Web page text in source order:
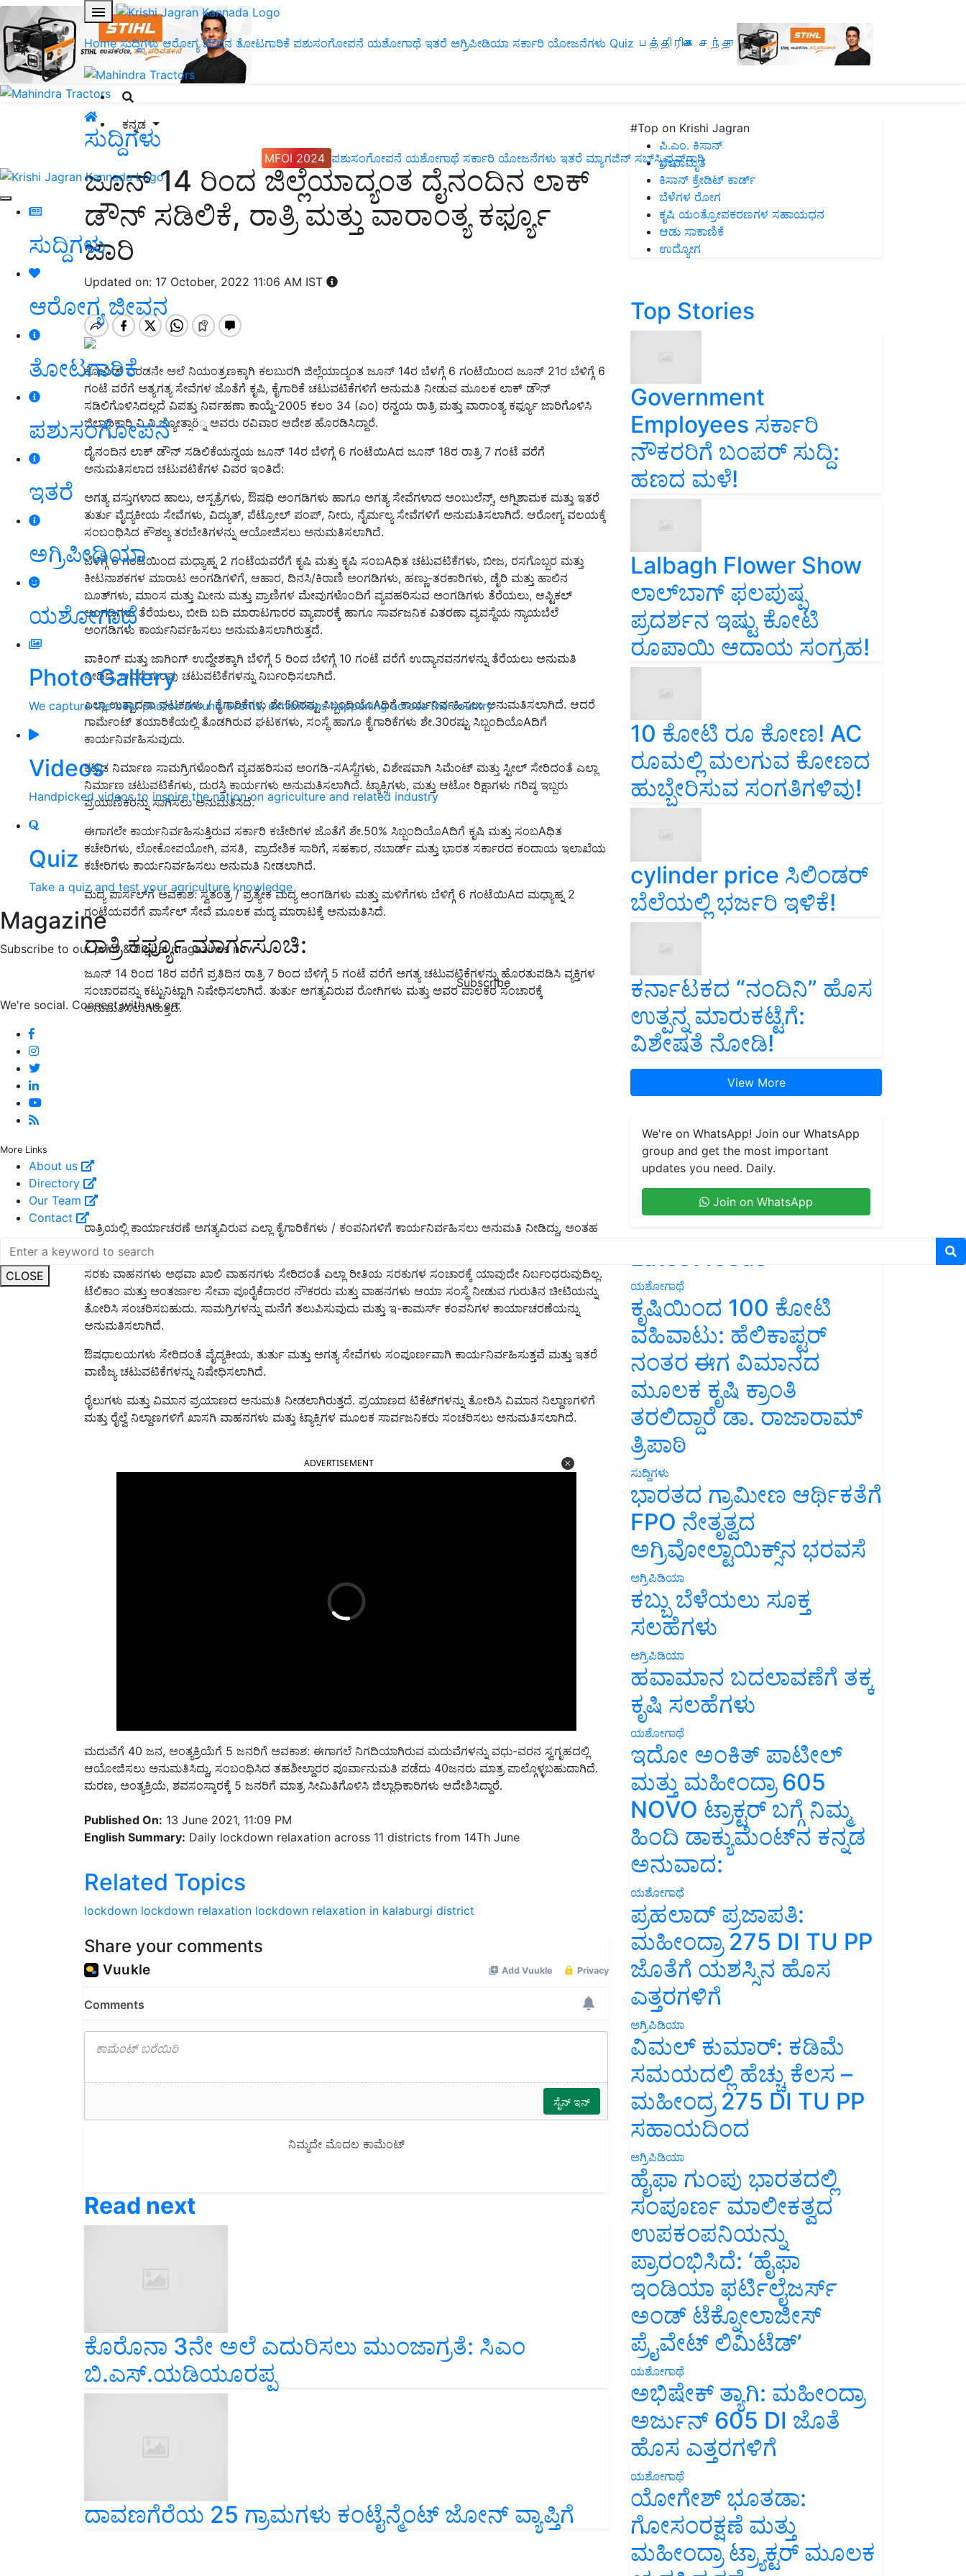
Home ಸುದ್ದಿಗಳು ಆರೋಗ್ಯ ಜೀವನ ತೋಟಗಾರಿಕೆ ಪಶುಸಂಗೋಪನೆ ಯಶೋಗಾಥೆ ಇತರೆ ಅಗ್ರಿಪೀಡಿಯಾ ಸರ್ಕಾರಿ ಯೋಜನೆಗಳು Quiz பத்திரிகை சந்தா
ಕನ್ನಡ
MFOI 2024 ಪಶುಸಂಗೋಪನೆ ಯಶೋಗಾಥೆ ಸರ್ಕಾರಿ ಯೋಜನೆಗಳು ಇತರೆ ಮ್ಯಾಗಜಿನ್‌ ಸಬ್‌ಸ್ಕ್ರಿಪ್ಷನ್‌ಗಾಗಿ
ಸುದ್ದಿಗಳು
ಆರೋಗ್ಯ ಜೀವನ
ತೋಟಗಾರಿಕೆ
ಪಶುಸಂಗೋಪನೆ
ಇತರೆ
ಅಗ್ರಿಪೀಡಿಯಾ
ಯಶೋಗಾಥೆ
Photo Gallery
We capture the best photos around events, exhibitions happening across the country
Videos
Handpicked videos to inspire the nation on agriculture and related industry
Quiz
Take a quiz and test your agriculture knowledge
Magazine
Subscribe to our print & digital magazines now
Subscribe
We're social. Connect with us on:
More Links
About us
Directory
Our Team
Contact
CLOSE
ಸುದ್ದಿಗಳು
ಜೂನ್ 14 ರಿಂದ ಜಿಲ್ಲೆಯಾದ್ಯಂತ ದೈನಂದಿನ ಲಾಕ್
ಡೌನ್ ಸಡಿಲಿಕೆ, ರಾತ್ರಿ ಮತ್ತು ವಾರಾಂತ್ಯ ಕರ್ಫ್ಯೂ
ಜಾರಿ
Updated on: 17 October, 2022 11:06 AM IST
ಕೋವಿಡ್ ಎರಡನೇ ಅಲೆ ನಿಯಂತ್ರಣಕ್ಕಾಗಿ ಕಲಬುರಗಿ ಜಿಲ್ಲೆಯಾದ್ಯಂತ ಜೂನ್ 14ರ ಬೆಳಗ್ಗೆ 6 ಗಂಟೆಯಿಂದ ಜೂನ್ 21ರ ಬೆಳಿಗ್ಗೆ 6
ಗಂಟೆ ವರೆಗೆ ಅತ್ಯಗತ್ಯ ಸೇವೆಗಳ ಜೊತೆಗೆ ಕೃಷಿ, ಕೈಗಾರಿಕೆ ಚಟುವಟಿಕೆಗಳಿಗೆ ಅನುಮತಿ ನೀಡುವ ಮೂಲಕ ಲಾಕ್ ಡೌನ್
ಸಡಿಲಿಗೊಳಿಸಿದಲ್ಲದೆ ವಿಪತ್ತು ನಿರ್ವಹಣಾ ಕಾಯ್ದೆ-2005 ಕಲಂ 34 (ಎಂ) ರನ್ವಯ ರಾತ್ರಿ ಮತ್ತು ವಾರಾಂತ್ಯ ಕರ್ಫ್ಯೂ ಜಾರಿಗೊಳಿಸಿ
ಜಿಲ್ಲಾಧಿಕಾರಿ ವಿ.ವಿ.ಜ್ಯೋತ್ಸಾö್ನ ಅವರು ರವಿವಾರ ಆದೇಶ ಹೊರಡಿಸಿದ್ದಾರೆ.
ದೈನಂದಿನ ಲಾಕ್ ಡೌನ್ ಸಡಿಲಿಕೆಯನ್ವಯ ಜೂನ್ 14ರ ಬೆಳಿಗ್ಗೆ 6 ಗಂಟೆಯಿAದ ಜೂನ್ 18ರ ರಾತ್ರಿ 7 ಗಂಟೆ ವರೆಗೆ
ಅನುಮತಿಸಲಾದ ಚಟುವಟಿಕೆಗಳ ವಿವರ ಇಂತಿದೆ:
ಅಗತ್ಯ ವಸ್ತುಗಳಾದ ಹಾಲು, ಆಸ್ಪತ್ರೆಗಳು, ಔಷಧಿ ಅಂಗಡಿಗಳು ಹಾಗೂ ಅಗತ್ಯ ಸೇವೆಗಳಾದ ಅಂಬುಲೆನ್ಸ್, ಅಗ್ನಿಶಾಮಕ ಮತ್ತು ಇತರೆ
ತುರ್ತು ವೈದ್ಯಕೀಯ ಸೇವೆಗಳು, ವಿದ್ಯುತ್, ಪೆಟ್ರೋಲ್ ಪಂಪ್, ನೀರು, ನೈರ್ಮಲ್ಯ ಸೇವೆಗಳಿಗೆ ಅನುಮತಿಸಲಾಗಿದೆ. ಆರೋಗ್ಯ ವಲಯಕ್ಕೆ
ಸಂಬಂಧಿಸಿದ ಕೌಶಲ್ಯ ತರಬೇತಿಗಳನ್ನು ಆಯೋಜಿಸಲು ಅನುಮತಿಸಲಾಗಿದೆ.
ಬೆಳಿಗ್ಗೆ 6 ಗಂಟೆಯಿಂದ ಮಧ್ಯಾಹ್ನ 2 ಗಂಟೆಯವರೆಗೆ ಕೃಷಿ ಮತ್ತು ಕೃಷಿ ಸಂಬAಧಿತ ಚಟುವಟಿಕೆಗಳು, ಬೀಜ, ರಸಗೊಬ್ಬರ ಮತ್ತು
ಕೀಟನಾಶಕಗಳ ಮಾರಾಟ ಅಂಗಡಿಗಳಿಗೆ, ಆಹಾರ, ದಿನಸಿ/ಕಿರಾಣಿ ಅಂಗಡಿಗಳು, ಹಣ್ಣು-ತರಕಾರಿಗಳು, ಡೈರಿ ಮತ್ತು ಹಾಲಿನ
ಬೂತ್‌ಗಳು, ಮಾಂಸ ಮತ್ತು ಮೀನು ಮತ್ತು ಪ್ರಾಣಿಗಳ ಮೇವುಗಳೊಂದಿಗೆ ವ್ಯವಹರಿಸುವ ಅಂಗಡಿಗಳು ತೆರೆಯಲು, ಆಪ್ಟಿಕಲ್
ಅಂಗಡಿಗಳು ತೆರೆಯಲು, ಬೀದಿ ಬದಿ ಮಾರಾಟಗಾರರ ವ್ಯಾಪಾರಕ್ಕೆ ಹಾಗೂ ಸಾರ್ವಜನಿಕ ವಿತರಣಾ ವ್ಯವಸ್ಥೆಯ ನ್ಯಾಯಬೆಲೆ
ಅಂಗಡಿಗಳು ಕಾರ್ಯನಿರ್ವಹಿಸಲು ಅನುಮತಿಸಲಾಗಿರುತ್ತದೆ.
ವಾಕಿಂಗ್ ಮತ್ತು ಜಾಗಿಂಗ್ ಉದ್ದೇಶಕ್ಕಾಗಿ ಬೆಳಿಗ್ಗೆ 5 ರಿಂದ ಬೆಳಿಗ್ಗೆ 10 ಗಂಟೆ ವರೆಗೆ ಉದ್ಯಾನವನಗಳನ್ನು ತೆರೆಯಲು ಅನುಮತಿ
ನೀಡಿದೆ, ಆದರೆ ಗುಂಪು ಚಟುವಟಿಕೆಗಳನ್ನು ನಿರ್ಬಂಧಿಸಲಾಗಿದೆ.
ಎಲ್ಲಾ ಉತ್ಪಾದನಾ ಘಟಕಗಳು / ಕೈಗಾರಿಕೆಗಳು ಶೇ.50ರಷ್ಟು ಸಿಬ್ಬಂದಿಯೊAದಿಗೆ ಕಾರ್ಯನಿರ್ವಹಿಸಲು ಅನುಮತಿಸಲಾಗಿದೆ. ಆದರೆ
ಗಾರ್ಮೆಂಟ್ ತಯಾರಿಕೆಯಲ್ಲಿ ತೊಡಗಿರುವ ಘಟಕಗಳು, ಸಂಸ್ಥೆ ಹಾಗೂ ಕೈಗಾರಿಕೆಗಳು ಶೇ.30ರಷ್ಟು ಸಿಬ್ಬಂದಿಯೊAದಿಗೆ
ಕಾರ್ಯನಿರ್ವಹಿಸುವುದು.
ಕಟ್ಟಡ ನಿರ್ಮಾಣ ಸಾಮಗ್ರಿಗಳೊಂದಿಗೆ ವ್ಯವಹರಿಸುವ ಅಂಗಡಿ-ಸAಸ್ಥೆಗಳು, ವಿಶೇಷವಾಗಿ ಸಿಮೆಂಟ್ ಮತ್ತು ಸ್ಟೀಲ್ ಸೇರಿದಂತೆ ಎಲ್ಲಾ
ನಿರ್ಮಾಣ ಚಟುವಟಿಕೆಗಳು, ದುರಸ್ತಿ ಕಾರ್ಯಗಳು ಅನುಮತಿಸಲಾಗಿದೆ. ಟ್ಯಾಕ್ಸಿಗಳು, ಮತ್ತು ಆಟೋ ರಿಕ್ಷಾಗಳು ಗರಿಷ್ಠ ಇಬ್ಬರು
ಪ್ರಯಾಣಿಕರನ್ನು ಸಾಗಿಸಲು ಅನುಮತಿಸಿದೆ.
ಈಗಾಗಲೇ ಕಾರ್ಯನಿರ್ವಹಿಸುತ್ತಿರುವ ಸರ್ಕಾರಿ ಕಚೇರಿಗಳ ಜೊತೆಗೆ ಶೇ.50% ಸಿಬ್ಬಂದಿಯೊAದಿಗೆ ಕೃಷಿ ಮತ್ತು ಸಂಬAಧಿತ
ಕಚೇರಿಗಳು, ಲೋಕೋಪಯೋಗಿ, ವಸತಿ, ಪ್ರಾದೇಶಿಕ ಸಾರಿಗೆ, ಸಹಕಾರ, ನಬಾರ್ಡ್ ಮತ್ತು ಭಾರತ ಸರ್ಕಾರದ ಕಂದಾಯ ಇಲಾಖೆಯ
ಕಚೇರಿಗಳು ಕಾರ್ಯನಿರ್ವಹಿಸಲು ಅನುಮತಿ ನೀಡಲಾಗಿದೆ.
ಮದ್ಯ ಪಾರ್ಸಲ್‌ಗೆ ಅವಕಾಶ: ಸ್ವತಂತ್ರ / ಪ್ರತ್ಯೇಕ ಮದ್ಯ ಅಂಗಡಿಗಳು ಮತ್ತು ಮಳಿಗೆಗಳು ಬೆಳಿಗ್ಗೆ 6 ಗಂಟೆಯಿAದ ಮಧ್ಯಾಹ್ನ 2
ಗಂಟೆಯವರೆಗೆ ಪಾರ್ಸೆಲ್ ಸೇವೆ ಮೂಲಕ ಮದ್ಯ ಮಾರಾಟಕ್ಕೆ ಅನುಮತಿಸಿದೆ.
ರಾತ್ರಿ ಕರ್ಫ್ಯೂ ಮಾರ್ಗಸೂಚಿ:
ಜೂನ್ 14 ರಿಂದ 18ರ ವರೆಗೆ ಪ್ರತಿದಿನ ರಾತ್ರಿ 7 ರಿಂದ ಬೆಳಿಗ್ಗೆ 5 ಗಂಟೆ ವರೆಗೆ ಅಗತ್ಯ ಚಟುವಟಿಕೆಗಳನ್ನು ಹೊರತುಪಡಿಸಿ ವ್ಯಕ್ತಿಗಳ
ಸಂಚಾರವನ್ನು ಕಟ್ಟುನಿಟ್ಟಾಗಿ ನಿಷೇಧಿಸಲಾಗಿದೆ. ತುರ್ತು ಅಗತ್ಯವಿರುವ ರೋಗಿಗಳು ಮತ್ತು ಅವರ ಪಾಲಕರ ಸಂಚಾರಕ್ಕೆ
ಅನುಮತಿಸಲಾಗಿರುತ್ತದೆ.
ರಾತ್ರಿಯಲ್ಲಿ ಕಾರ್ಯಾಚರಣೆ ಅಗತ್ಯವಿರುವ ಎಲ್ಲಾ ಕೈಗಾರಿಕೆಗಳು / ಕಂಪನಿಗಳಿಗೆ ಕಾರ್ಯನಿರ್ವಹಿಸಲು ಅನುಮತಿ ನೀಡಿದ್ದು, ಅಂತಹ
ಸಂಸ್ಥೆಗಳ ನೌಕರರ ಚಲನೆಯನ್ನು ಆಯಾ ಸಂಸ್ಥೆ ನೀಡುವ ಗುರುತಿನ ಚೀಟಿ ಪ್ರದರ್ಶನದೊಂದಿಗೆ ಅನುಮತಿಸಿದೆ.
ಸರಕು ವಾಹನಗಳು ಅಥವಾ ಖಾಲಿ ವಾಹನಗಳು ಸೇರಿದಂತೆ ಎಲ್ಲಾ ರೀತಿಯ ಸರಕುಗಳ ಸಂಚಾರಕ್ಕೆ ಯಾವುದೇ ನಿರ್ಬಂಧರುವುದಿಲ್ಲ.
ಟೆಲಿಕಾಂ ಮತ್ತು ಅಂತರ್ಜಾಲ ಸೇವಾ ಪೂರೈಕೆದಾರರ ನೌಕರರು ಮತ್ತು ವಾಹನಗಳು ಆಯಾ ಸಂಸ್ಥೆ ನೀಡುವ ಗುರುತಿನ ಚೀಟಿಯನ್ನು
ತೋರಿಸಿ ಸಂಚರಿಸಬಹುದು. ಸಾಮಗ್ರಿಗಳನ್ನು ಮನೆಗೆ ತಲುಪಿಸುವುದು ಮತ್ತು ಇ-ಕಾಮರ್ಸ್ ಕಂಪನಿಗಳ ಕಾರ್ಯಾಚರಣೆಯನ್ನು
ಅನುಮತಿಸಲಾಗಿದೆ.
ಔಷಧಾಲಯಗಳು ಸೇರಿದಂತೆ ವೈದ್ಯಕೀಯ, ತುರ್ತು ಮತ್ತು ಅಗತ್ಯ ಸೇವೆಗಳು ಸಂಪೂರ್ಣವಾಗಿ ಕಾರ್ಯನಿರ್ವಹಿಸುತ್ತವೆ ಮತ್ತು ಇತರೆ
ವಾಣಿಜ್ಯ ಚಟುವಟಿಕೆಗಳನ್ನು ನಿಷೇಧಿಸಲಾಗಿದೆ.
ರೈಲುಗಳು ಮತ್ತು ವಿಮಾನ ಪ್ರಯಾಣದ ಅನುಮತಿ ನೀಡಲಾಗಿರುತ್ತದೆ. ಪ್ರಯಾಣದ ಟಿಕೆಟ್‌ಗಳನ್ನು ತೋರಿಸಿ ವಿಮಾನ ನಿಲ್ದಾಣಗಳಿಗೆ
ಮತ್ತು ರೈಲ್ವೆ ನಿಲ್ದಾಣಗಳಿಗೆ ಖಾಸಗಿ ವಾಹನಗಳು ಮತ್ತು ಟ್ಯಾಕ್ಸಿಗಳ ಮೂಲಕ ಸಾರ್ವಜನಿಕರು ಸಂಚರಿಸಲು ಅನುಮತಿಸಲಾಗಿದೆ.
ಮದುವೆಗೆ 40 ಜನ, ಅಂತ್ಯಕ್ರಿಯೆಗೆ 5 ಜನರಿಗೆ ಅವಕಾಶ: ಈಗಾಗಲೆ ನಿಗದಿಯಾಗಿರುವ ಮದುವೆಗಳನ್ನು ವಧು-ವರನ ಸ್ವಗೃಹದಲ್ಲಿ
ಆಯೋಜಿಸಲು ಅನುಮತಿಸಿದ್ದು, ಸಂಬಂಧಿಸಿದ ತಹಶೀಲ್ದಾರರ ಪೂರ್ವಾನುಮತಿ ಪಡೆದು 40ಜನರು ಮಾತ್ರ ಪಾಲ್ಗೊಳ್ಳಬಹುದಾಗಿದೆ.
ಮರಣ, ಅಂತ್ಯಕ್ರಿಯೆ, ಶವಸಂಸ್ಕಾರಕ್ಕೆ 5 ಜನರಿಗೆ ಮಾತ್ರ ಸೀಮಿತಿಗೊಳಿಸಿ ಜಿಲ್ಲಾಧಿಕಾರಿಗಳು ಆದೇಶಿಸಿದ್ದಾರೆ.
English Summary:Daily lockdown relaxation across 11 districts from 14Th June
lockdown lockdown relaxation
ಕೊರೊನಾ 3ನೇ ಅಲೆ ಎದುರಿಸಲು ಮುಂಜಾಗ್ರತೆ: ಸಿಎಂ
ಬಿ.ಎಸ್.ಯಡಿಯೂರಪ್ಪ
ದಾವಣಗೆರೆಯ 25 ಗ್ರಾಮಗಳು ಕಂಟೈನ್ಮೆಂಟ್ ಜೋನ್ ವ್ಯಾಪ್ತಿಗೆ
#Top on Krishi Jagran
ಪಿ.ಎಂ. ಕಿಸಾನ್
ಜೀವಾಮೃತ
ಕಿಸಾನ್ ಕ್ರೇಡಿಟ್ ಕಾರ್ಡ್
ಬೆಳೆಗಳ ರೋಗ
ಕೃಷಿ ಯಂತ್ರೋಪಕರಣಗಳ ಸಹಾಯಧನ
ಆಡು ಸಾಕಾಣಿಕೆ
ಉದ್ಯೋಗ
Top Stories
Government
Employees ಸರ್ಕಾರಿ
ನೌಕರರಿಗೆ ಬಂಪರ್‌ ಸುದ್ದಿ:
ಹಣದ ಮಳೆ!
Lalbagh Flower Show
ಲಾಲ್‌ಬಾಗ್ ಫಲಪುಷ್ಪ
ಪ್ರದರ್ಶನ ಇಷ್ಟು ಕೋಟಿ
ರೂಪಾಯಿ ಆದಾಯ ಸಂಗ್ರಹ!
10 ಕೋಟಿ ರೂ ಕೋಣ! AC
ರೂಮಲ್ಲಿ ಮಲಗುವ ಕೋಣದ
ಹುಬ್ಬೇರಿಸುವ ಸಂಗತಿಗಳಿವು!
cylinder price ಸಿಲಿಂಡರ್‌
ಬೆಲೆಯಲ್ಲಿ ಭರ್ಜರಿ ಇಳಿಕೆ!
ಕರ್ನಾಟಕದ “ನಂದಿನಿ” ಹೊಸ
ಉತ್ಪನ್ನ ಮಾರುಕಟ್ಟೆಗೆ:
ವಿಶೇಷತೆ ನೋಡಿ!
View More
We're on WhatsApp! Join our WhatsApp
group and get the most important
updates you need. Daily.
Join on WhatsApp
Latest feeds
ಯಶೋಗಾಥೆ
ಕೃಷಿಯಿಂದ 100 ಕೋಟಿ
ವಹಿವಾಟು: ಹೆಲಿಕಾಪ್ಟರ್
ನಂತರ ಈಗ ವಿಮಾನದ
ಮೂಲಕ ಕೃಷಿ ಕ್ರಾಂತಿ
ತರಲಿದ್ದಾರೆ ಡಾ. ರಾಜಾರಾಮ್
ತ್ರಿಪಾಠಿ
ಸುದ್ದಿಗಳು
ಭಾರತದ ಗ್ರಾಮೀಣ ಆರ್ಥಿಕತೆಗೆ
FPO ನೇತೃತ್ವದ
ಅಗ್ರಿವೋಲ್ಟಾಯಿಕ್ಸ್‌ನ ಭರವಸೆ
ಅಗ್ರಿಪಿಡಿಯಾ
ಕಬ್ಬು ಬೆಳೆಯಲು ಸೂಕ್ತ
ಸಲಹೆಗಳು
ಅಗ್ರಿಪಿಡಿಯಾ
ಹವಾಮಾನ ಬದಲಾವಣೆಗೆ ತಕ್ಕ
ಕೃಷಿ ಸಲಹೆಗಳು
ಯಶೋಗಾಥೆ
ಇದೋ ಅಂಕಿತ್ ಪಾಟೀಲ್
ಮತ್ತು ಮಹೀಂದ್ರಾ 605
NOVO ಟ್ರಾಕ್ಟರ್ ಬಗ್ಗೆ ನಿಮ್ಮ
ಹಿಂದಿ ಡಾಕ್ಯುಮೆಂಟ್‌ನ ಕನ್ನಡ
ಅನುವಾದ:
ಯಶೋಗಾಥೆ
ಪ್ರಹಲಾದ್ ಪ್ರಜಾಪತಿ:
ಮಹೀಂದ್ರಾ 275 DI TU PP
ಜೊತೆಗೆ ಯಶಸ್ಸಿನ ಹೊಸ
ಎತ್ತರಗಳಿಗೆ
ಅಗ್ರಿಪಿಡಿಯಾ
ವಿಮಲ್ ಕುಮಾರ್: ಕಡಿಮೆ
ಸಮಯದಲ್ಲಿ ಹೆಚ್ಚು ಕೆಲಸ –
ಮಹೀಂದ್ರ 275 DI TU PP
ಸಹಾಯದಿಂದ
ಅಗ್ರಿಪಿಡಿಯಾ
ಹೈಫಾ ಗುಂಪು ಭಾರತದಲ್ಲಿ
ಸಂಪೂರ್ಣ ಮಾಲೀಕತ್ವದ
ಉಪಕಂಪನಿಯನ್ನು
ಪ್ರಾರಂಭಿಸಿದೆ: ‘ಹೈಫಾ
ಇಂಡಿಯಾ ಫರ್ಟಿಲೈಜರ್ಸ್
ಅಂಡ್ ಟೆಕ್ನೋಲಾಜೀಸ್
ಪ್ರೈವೇಟ್ ಲಿಮಿಟೆಡ್’
ಯಶೋಗಾಥೆ
ಅಭಿಷೇಕ್ ತ್ಯಾಗಿ: ಮಹೀಂದ್ರಾ
ಅರ್ಜುನ್ 605 DI ಜೊತೆ
ಹೊಸ ಎತ್ತರಗಳಿಗೆ
ಯಶೋಗಾಥೆ
ಯೋಗೇಶ್ ಭೂತಡಾ:
ಗೋಸಂರಕ್ಷಣೆ ಮತ್ತು
ಮಹೀಂದ್ರಾ ಟ್ರ್ಯಾಕ್ಟರ್ ಮೂಲಕ